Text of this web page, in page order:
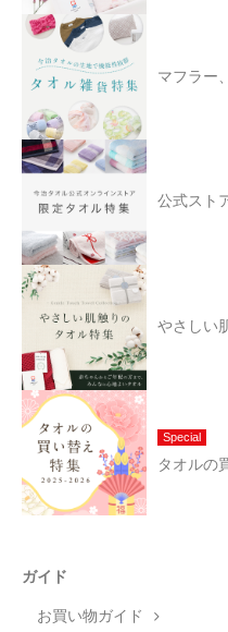
マフラー
公式スト
やさしい
Special
タオルの
ガイド
お買い物ガイド